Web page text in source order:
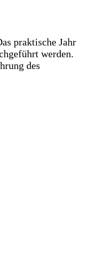
praktische Jahr
werden.
des